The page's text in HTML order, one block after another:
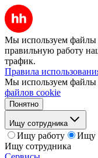
Мы используем файлы
правильную работу
трафик.
Правила
Мы используем файлы
файлов cookie
Понятно
Ищу сотрудника
Ищу работу
Ищу
Ищу сотрудника